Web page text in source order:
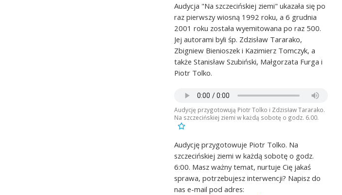
Audycja "Na szczecińskiej ziemi" ukazała się po
raz pierwszy wiosną 1992 roku, a 6 grudnia
2001 roku została wyemitowana po raz 500.
Jej autorami byli śp. Zdzisław Tararako,
Zbigniew Bienioszek i Kazimierz Tomczyk, a
także Stanisław Szubiński, Małgorzata Furga i
Piotr Tolko.
Audycję przygotowują Piotr Tolko i Zdzisław Tararako.
Na szczecińskiej ziemi w każdą sobotę o godz. 6.00.
Audycję przygotowuje Piotr Tolko. Na
szczecińskiej ziemi w każdą sobotę o godz.
6:00. Masz ważny temat, nurtuje Cię jakaś
sprawa, potrzebujesz interwencji? Napisz do
nas e-mail pod adres: